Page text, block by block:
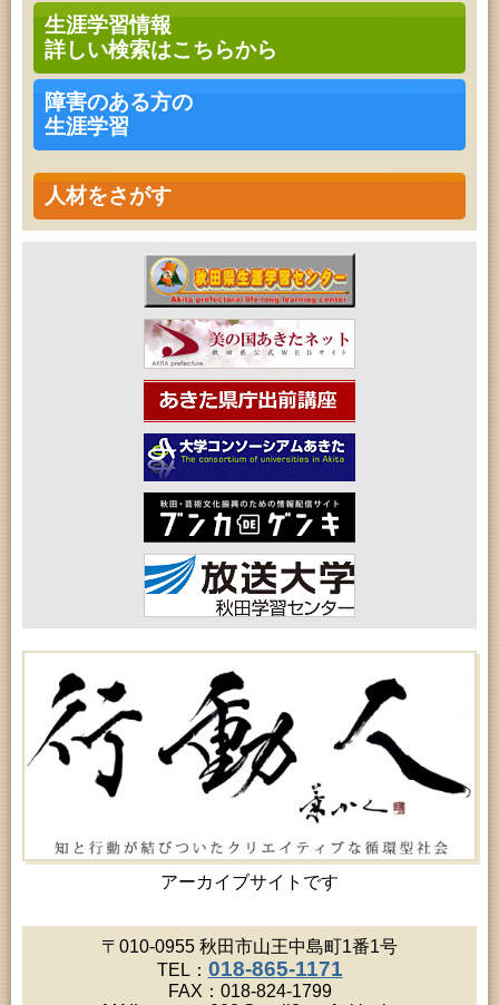
生涯学習情報
詳しい検索はこちらから
障害のある方の
生涯学習
人材をさがす
アーカイブサイトです
青少年・家庭・成人教育「不思議アートのぞき箱ワ
ークショップ」
2026年08月09日 (秋田市)
青少年・家庭・成人教育「不思議アートのぞき箱ワ
ークショップ」
2026年08月11日 (秋田市)
令和8年度 椎名雄一郎オルガンレクチャーコンサー
ト
2026年08月14日 (秋田市)
成人教育「古文書解読講座」
2026年08月15日 (秋田市)
乳幼児教育「作ってあそぼう工作会『レインボース
ティック』を作ろう！」
2026年08月15日 (秋田市)
乳幼児教育「パンダのえほん修理屋さん」
2026年08月15日 (秋田市)
乳幼児教育・青少年教育「おはなしの会」
2026年08月17日 (秋田市)
家庭教育「わくわく家族講座」
2026年08月17日 (秋田市)
女性教育「ミセスセミナー大住」
2026年08月17日 (秋田市)
高齢者教育「茨島七丁目地区高齢者学級」
2026年08月18日 (秋田市)
高齢者教育「秋田おもと高齢者大学」
2026年08月18日 (秋田市)
女性教育「保戸野女性学級」
2026年08月18日 (秋田市)
高齢者教育「泉地区高齢者学級」
2026年08月18日 (秋田市)
乳幼児・青少年教育「おはなしの会」
2026年08月18日 (秋田市)
乳幼児教育「ペンギン幼児学級」
2026年08月19日 (秋田市)
高齢者教育「北部高齢者大学」
2026年08月19日 (秋田市)
高齢者教育「川尻地区高齢者学級」
2026年08月19日 (秋田市)
女性教育「ひろば女性学級」
2026年08月19日 (秋田市)
成人教育「市民大学講座『佐竹史料館展示資料から
2026年08月20日 (秋田市)
女性教育「女性セミナー『ゆうわ』」
2026年08月20日 (秋田市)
2026年08月20日 (秋田市)
女性教育「八橋ひまわり女性学級」
2026年08月20日 (秋田市)
乳幼児教育「カンガルー乳幼児学級」
〒010-0955 秋田市山王中島町1番1号
TEL： 018-865-1171
FAX：018-824-1799